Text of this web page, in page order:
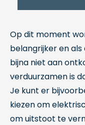
Op dit moment
belangrijker en
bijna niet aan
verduurzamen is
Je kunt er
kiezen om
om uitstoot te